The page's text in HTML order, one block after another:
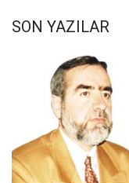
SON YAZILAR